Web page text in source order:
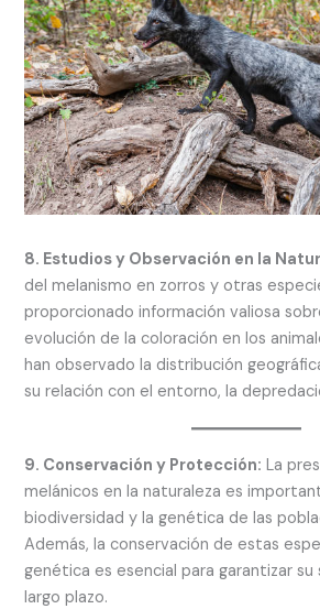
8. Estudios y Observación en la
del melanismo en zorros y otras
proporcionado información valiosa
evolución de la coloración en los
han observado la distribución
su relación con el entorno, la
9. Conservación y Protección: La
melánicos en la naturaleza es
biodiversidad y la genética de las
Además, la conservación de estas
genética es esencial para garantizar su
largo plazo.